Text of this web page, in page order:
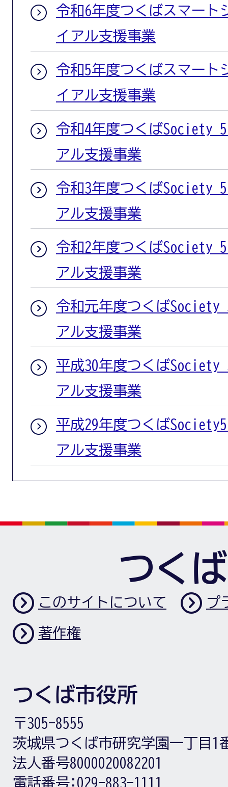
令和6年度つくばスマート
イアル支援事業
令和5年度つくばスマート
イアル支援事業
令和4年度つくばSociety
アル支援事業
令和3年度つくばSociety
アル支援事業
令和2年度つくばSociety
アル支援事業
令和元年度つくばSociety
アル支援事業
平成30年度つくばSociety
アル支援事業
平成29年度つくば
アル支援事業
つく
このサイトについて プ
著作権
つくば市役所
〒305-8555
茨城県つくば市研究学園一丁目1
法人番号8000020082201
電話番号: 029-883-1111